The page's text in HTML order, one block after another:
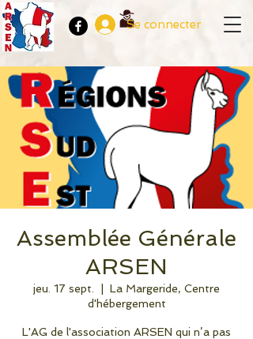
Se connecter
Assemblée Générale
ARSEN
jeu. 17 sept.
La Margeride, Centre
d'hébergement
L'AG de l'association ARSEN qui n’a pas